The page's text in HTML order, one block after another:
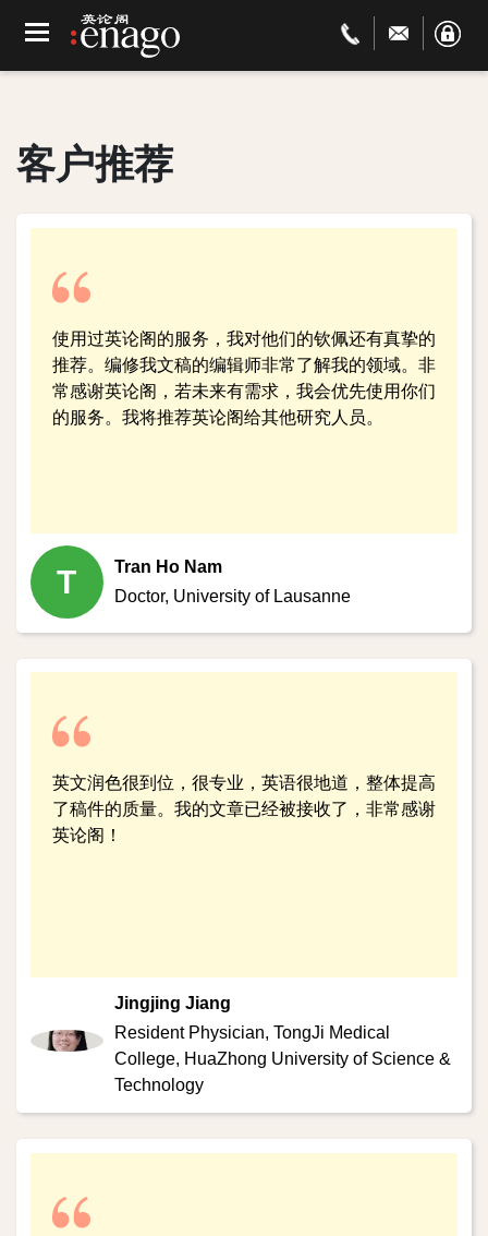
客户推荐
使用过英论阁的服务，我对他们的钦佩还有真挚的
推荐。编修我文稿的编辑师非常了解我的领域。非
常感谢英论阁，若未来有需求，我会优先使用你们
的服务。我将推荐英论阁给其他研究人员。
T
Tran Ho Nam
Doctor, University of Lausanne
英文润色很到位，很专业，英语很地道，整体提高
了稿件的质量。我的文章已经被接收了，非常感谢
英论阁！
Jingjing Jiang
Resident Physician, TongJi Medical
College, HuaZhong University of Science &
Technology